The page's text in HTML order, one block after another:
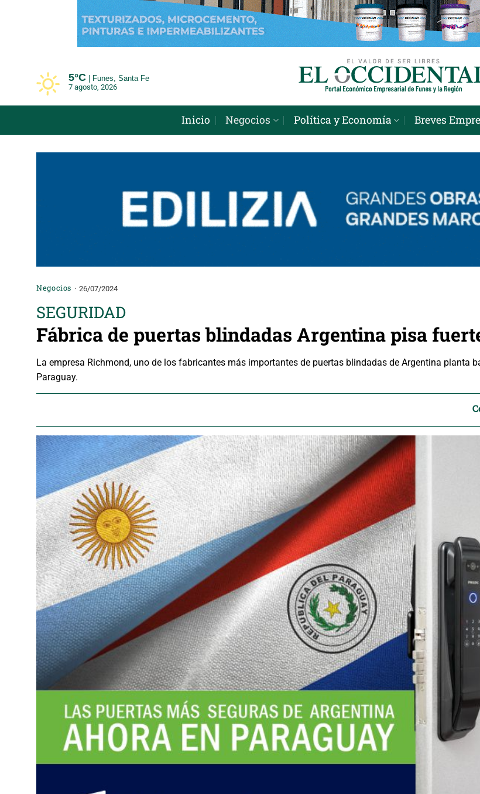
5°C
Funes, Santa Fe
7 agosto, 2026
Inicio Negocios Política y Economía Breves
Negocios 26/07/2024
SEGURIDAD
Fábrica de puertas blindadas Argentina pisa
La empresa Richmond, uno de los fabricantes más importantes de puertas blindadas de Argentina planta
Paraguay.